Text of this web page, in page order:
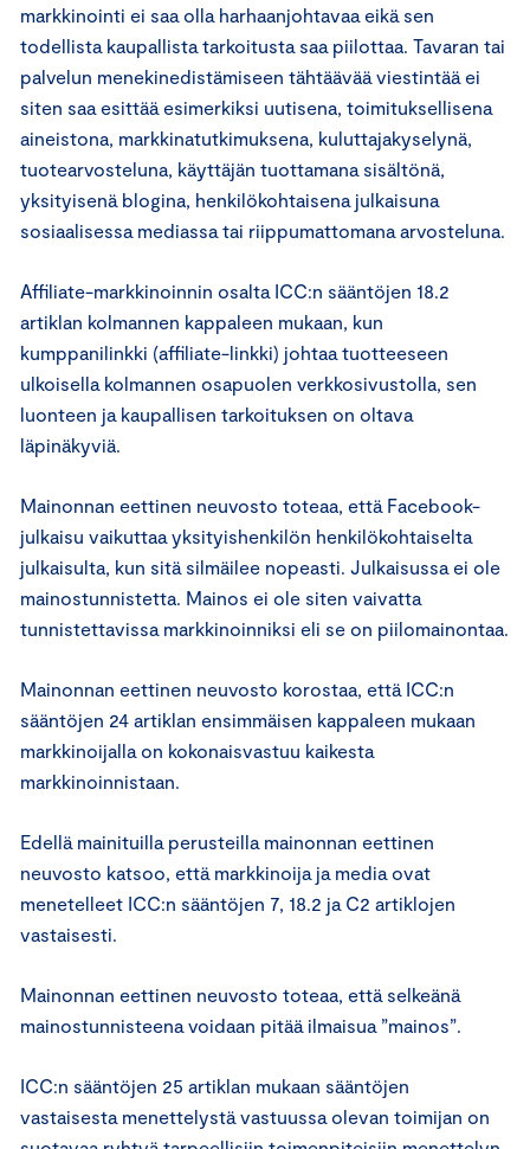
markkinointi ei saa olla harhaanjohtavaa eikä sen
todellista kaupallista tarkoitusta saa piilottaa. Tavaran tai
palvelun menekinedistämiseen tähtäävää viestintää ei
siten saa esittää esimerkiksi uutisena, toimituksellisena
aineistona, markkinatutkimuksena, kuluttajakyselynä,
tuotearvosteluna, käyttäjän tuottamana sisältönä,
yksityisenä blogina, henkilökohtaisena julkaisuna
sosiaalisessa mediassa tai riippumattomana arvosteluna.
Affiliate-markkinoinnin osalta ICC:n sääntöjen 18.2
artiklan kolmannen kappaleen mukaan, kun
kumppanilinkki (affiliate-linkki) johtaa tuotteeseen
ulkoisella kolmannen osapuolen verkkosivustolla, sen
luonteen ja kaupallisen tarkoituksen on oltava
läpinäkyviä.
Mainonnan eettinen neuvosto toteaa, että Facebook-
julkaisu vaikuttaa yksityishenkilön henkilökohtaiselta
julkaisulta, kun sitä silmäilee nopeasti. Julkaisussa ei ole
mainostunnistetta. Mainos ei ole siten vaivatta
tunnistettavissa markkinoinniksi eli se on piilomainontaa.
Mainonnan eettinen neuvosto korostaa, että ICC:n
sääntöjen 24 artiklan ensimmäisen kappaleen mukaan
markkinoijalla on kokonaisvastuu kaikesta
markkinoinnistaan.
Edellä mainituilla perusteilla mainonnan eettinen
neuvosto katsoo, että markkinoija ja media ovat
menetelleet ICC:n sääntöjen 7, 18.2 ja C2 artiklojen
vastaisesti.
Mainonnan eettinen neuvosto toteaa, että selkeänä
mainostunnisteena voidaan pitää ilmaisua ”mainos”.
ICC:n sääntöjen 25 artiklan mukaan sääntöjen
vastaisesta menettelystä vastuussa olevan toimijan on